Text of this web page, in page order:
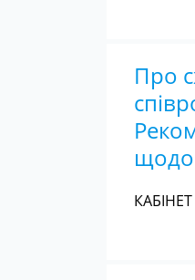
Про
щодо